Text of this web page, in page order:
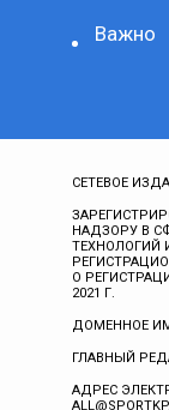
Важно
СЕТЕВОЕ
НАДЗОРУ В
ТЕХНОЛОГИЙ
О
2021 Г.
ДОМЕННОЕ
ГЛАВНЫЙ
АДРЕС